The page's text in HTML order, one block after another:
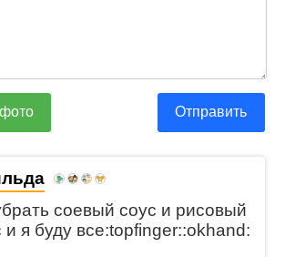
Отправить
соевый соус и рисовый
и я буду все:topfinger::okhand: